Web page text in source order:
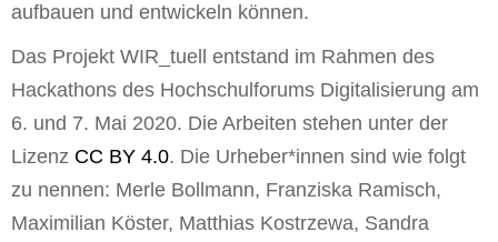
aufbauen und entwickeln können.
Das Projekt WIR_tuell entstand im Rahmen des
Hackathons des Hochschulforums Digitalisierung am
6. und 7. Mai 2020. Die Arbeiten stehen unter der
Lizenz CC BY 4.0. Die Urheber*innen sind wie folgt
zu nennen: Merle Bollmann, Franziska Ramisch,
Maximilian Köster, Matthias Kostrzewa, Sandra